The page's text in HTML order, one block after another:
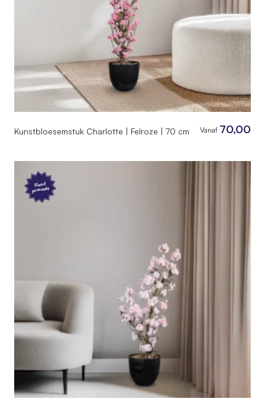
Kunstbloesemstuk Charlotte | Felroze | 70 cm Vanaf 70,00
Hand
gemaakt